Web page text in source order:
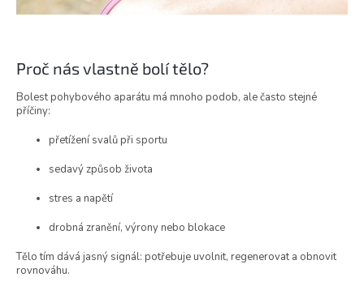
Proč nás vlastně bolí tělo?
Bolest pohybového aparátu má mnoho podob, ale často stejné
příčiny:
přetížení svalů při sportu
sedavý způsob života
stres a napětí
drobná zranění, výrony nebo blokace
Tělo tím dává jasný signál: potřebuje uvolnit, regenerovat a obnovit
rovnováhu.